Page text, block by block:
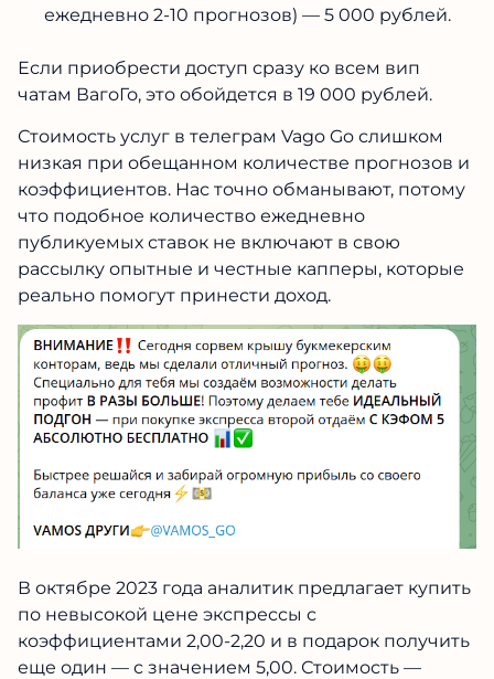
ежедневно 2-10 прогнозов) — 5 000 рублей.
Если приобрести доступ сразу ко всем вип
чатам ВагоГо, это обойдется в 19 000 рублей.
Стоимость услуг в телеграм Vago Go слишком
низкая при обещанном количестве прогнозов и
коэффициентов. Нас точно обманывают, потому
что подобное количество ежедневно
публикуемых ставок не включают в свою
рассылку опытные и честные капперы, которые
реально помогут принести доход.
В октябре 2023 года аналитик предлагает купить
по невысокой цене экспрессы с
коэффициентами 2,00-2,20 и в подарок получить
еще один — с значением 5,00. Стоимость —